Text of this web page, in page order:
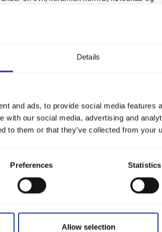
Details
and ads, to provide social media features
with our social media, advertising and
to them or that they’ve collected from your
Preferences Statistics
Allow selection
også en fryser med plads til 39 liter, så du
der trådløst internet og Chromecast til
til udendørs måltider eller afslapning i
varme sommeraftener. Grillen er klar til
hjemmet, hvor du kan skabe minder med
naturen eller blot slappe af i rolige
næste ophold.
Område